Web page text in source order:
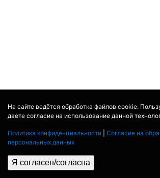
На сайте ведётся обработка файлов cookie.
даете согласие на использование данной
Политика конфиденциальности
Согласие на
персональных данных
Я согласен/согласна